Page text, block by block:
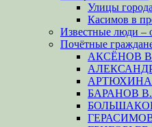
Улицы города
Касимов в
Известные люди –
Почётные
АКСЁНОВ
АРТЮХИНА
БАРАНОВ